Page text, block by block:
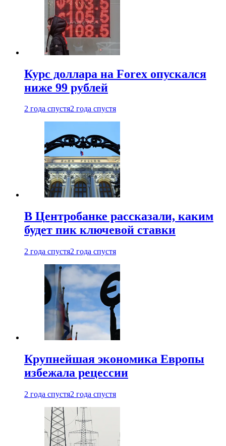
Курс доллара на Forex опускался
ниже 99 рублей
2 года спустя2 года спустя
В Центробанке рассказали, каким
будет пик ключевой ставки
2 года спустя2 года спустя
Крупнейшая экономика Европы
избежала рецессии
2 года спустя2 года спустя